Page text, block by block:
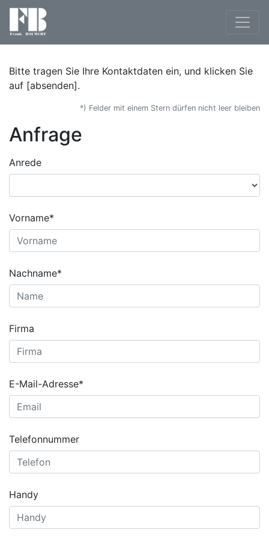
Bitte tragen Sie Ihre Kontaktdaten ein, und klicken Sie
auf [absenden].
*) Felder mit einem Stern dürfen nicht leer bleiben
Anfrage
Anrede
Vorname*
Nachname*
Firma
E-Mail-Adresse*
Telefonnummer
Handy